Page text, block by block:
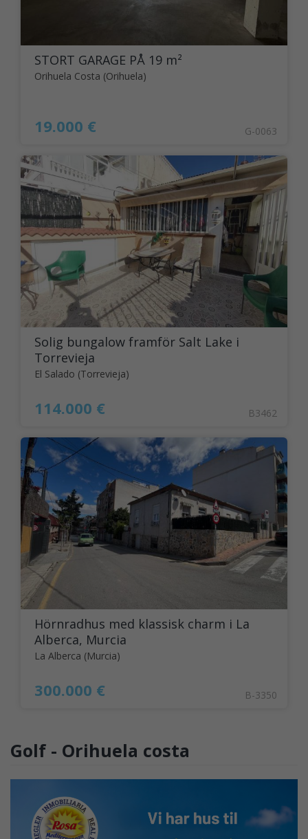
STORT GARAGE PÅ 19 m²
Orihuela Costa (Orihuela)
19.000 € G-0063
Solig bungalow framför Salt Lake i
Torrevieja
El Salado (Torrevieja)
114.000 € B3462
Hörnradhus med klassisk charm i La
Alberca, Murcia
La Alberca (Murcia)
300.000 € B-3350
Golf - Orihuela costa